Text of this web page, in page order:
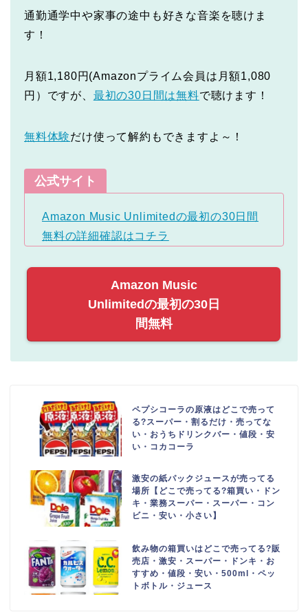
通勤通学中や家事の途中も好きな音楽を聴けま
す！
月額1,180円(Amazonプライム会員は月額1,080
円）ですが、 最初の30日間は無料で聴けます！
無料体験だけ使って解約もできますよ～！
公式サイト
Amazon Music Unlimitedの最初の30日間
無料の詳細確認はコチラ
Amazon Music
Unlimitedの最初の30日
間無料
ペプシコーラの原液はどこで売って
る?スーパー・割るだけ・売ってな
い・おうちドリンクバー・値段・安
い・コカコーラ
激安の紙パックジュースが売ってる
場所【どこで売ってる?箱買い・ドン
キ・業務スーパー・スーパー・コン
ビニ・安い・小さい】
飲み物の箱買いはどこで売ってる?販
売店・激安・スーパー・ドンキ・お
すすめ・値段・安い・500ml・ペッ
トボトル・ジュース